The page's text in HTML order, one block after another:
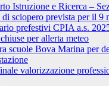
Istruzione e Ricerca –
sciopero prevista per il 9
prefestivi CPIA a.s.
per allerta meteo
scuole Bova Marina per
valorizzazione